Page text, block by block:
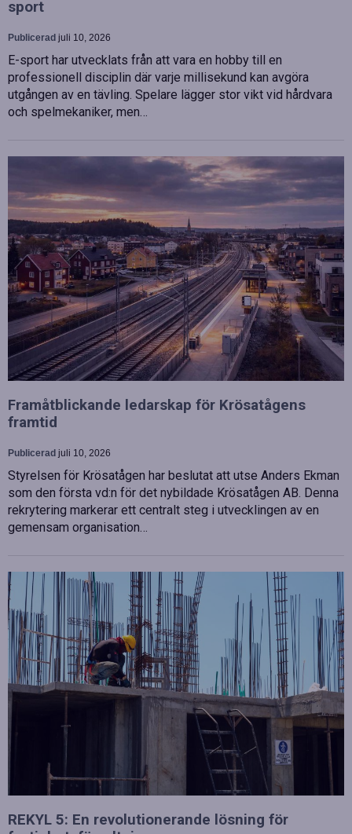
sport
Publicerad juli 10, 2026
E-sport har utvecklats från att vara en hobby till en
professionell disciplin där varje millisekund kan avgöra
utgången av en tävling. Spelare lägger stor vikt vid hårdvara
och spelmekaniker, men…
Framåtblickande ledarskap för Krösatågens
framtid
Publicerad juli 10, 2026
Styrelsen för Krösatågen har beslutat att utse Anders Ekman
som den första vd:n för det nybildade Krösatågen AB. Denna
rekrytering markerar ett centralt steg i utvecklingen av en
gemensam organisation…
REKYL 5: En revolutionerande lösning för